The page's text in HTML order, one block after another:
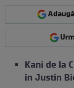
Kani de la
în Justin